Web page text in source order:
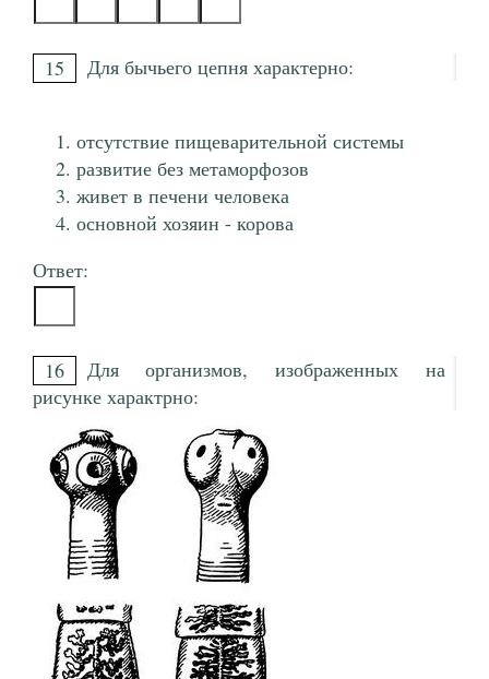
15 Для бычьего цепня характерно:
отсутствие пищеварительной системы
развитие без метаморфозов
живет в печени человека
основной хозяин - корова
Ответ:
16
Для организмов, изображенных на
рисунке характрно: